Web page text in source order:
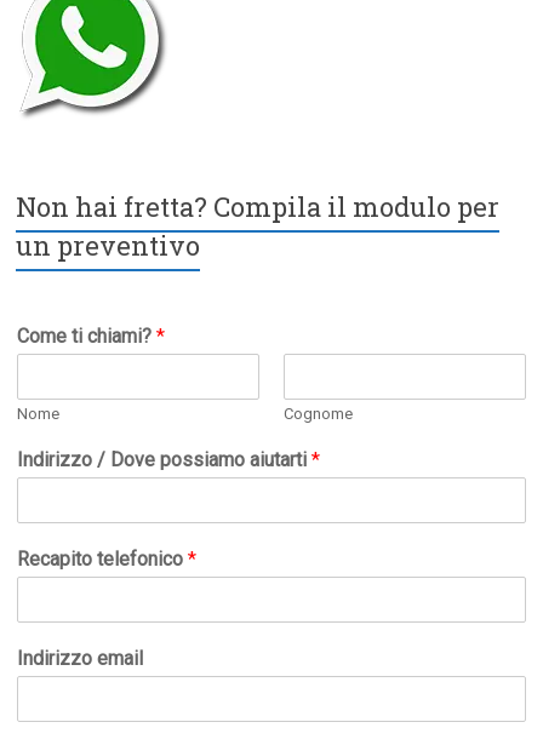
Non hai fretta? Compila il modulo per
un preventivo
Come ti chiami?*
Nome Cognome
Indirizzo / Dove possiamo aiutarti*
Recapito telefonico*
Indirizzo email